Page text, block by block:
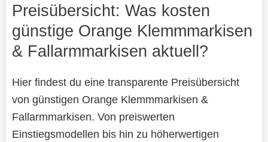
Preisübersicht: Was kosten
günstige Orange Klemmmarkisen
& Fallarmmarkisen aktuell?
Hier findest du eine transparente Preisübersicht
von günstigen Orange Klemmmarkisen &
Fallarmmarkisen. Von preiswerten
Einstiegsmodellen bis hin zu höherwertigen